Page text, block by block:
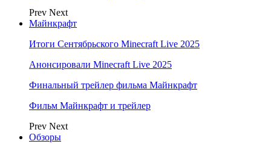
Prev Next
Майнкрафт
Итоги Сентябрьского Minecraft Live 2025
Анонсировали Minecraft Live 2025
Финальный трейлер фильма Майнкрафт
Фильм Майнкрафт и трейлер
Prev Next
Обзоры